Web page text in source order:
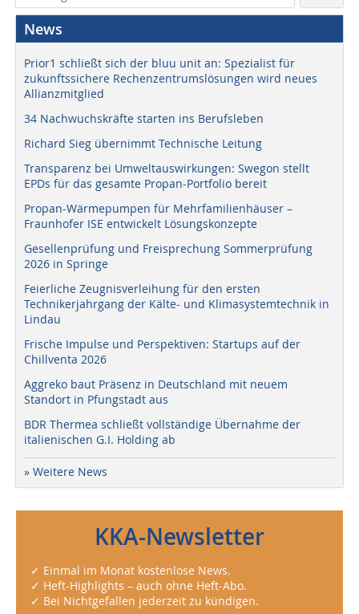
News
Prior1 schließt sich der bluu unit an: Spezialist für
zukunftssichere Rechenzentrumslösungen wird neues
Allianzmitglied
34 Nachwuchskräfte starten ins Berufsleben
Richard Sieg übernimmt Technische Leitung
Transparenz bei Umweltauswirkungen: Swegon stellt
EPDs für das gesamte Propan-Portfolio bereit
Propan-Wärmepumpen für Mehrfamilienhäuser –
Fraunhofer ISE entwickelt Lösungskonzepte
Gesellenprüfung und Freisprechung Sommerprüfung
2026 in Springe
Feierliche Zeugnisverleihung für den ersten
Technikerjahrgang der Kälte- und Klimasystemtechnik in
Lindau
Frische Impulse und Perspektiven: Startups auf der
Chillventa 2026
Aggreko baut Präsenz in Deutschland mit neuem
Standort in Pfungstadt aus
BDR Thermea schließt vollständige Übernahme der
italienischen G.I. Holding ab
» Weitere News
KKA-Newsletter
✓ Einmal im Monat kostenlose News.
✓ Heft-Highlights – auch ohne Heft-Abo.
✓ Bei Nichtgefallen jederzeit zu kündigen.